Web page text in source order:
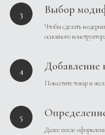
Выбор
Чтобы сделать
основного
Добавление
Поместите товар и
Далее после